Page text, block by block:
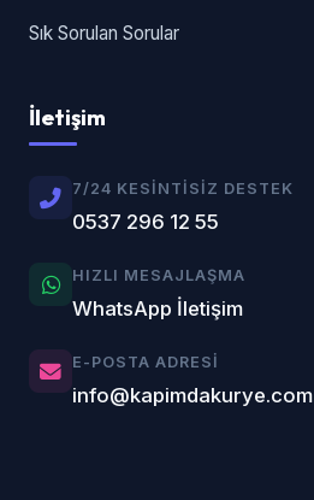
Sık Sorulan Sorular
İletişim
7/24 KESINTISIZ DESTEK
0537 296 12 55
HIZLI MESAJLAŞMA
WhatsApp İletişim
E-POSTA ADRESI
info@kapimdakurye.com